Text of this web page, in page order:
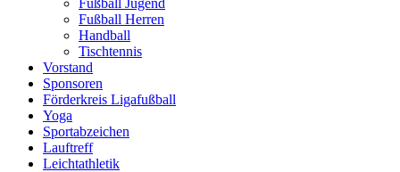
Fußball Jugend
Fußball Herren
Handball
Tischtennis
Vorstand
Sponsoren
Förderkreis Ligafußball
Yoga
Sportabzeichen
Lauftreff
Leichtathletik